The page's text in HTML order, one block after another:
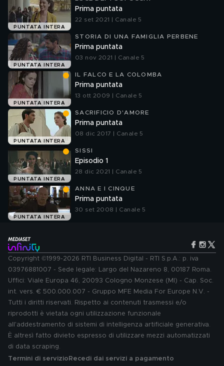
PUNTATA INTERA
Prima puntata
22 set 2021 | Canale 5
PUNTATA INTERA
STORIA DI UNA FAMIGLIA PERBENE
Prima puntata
03 nov 2021 | Canale 5
PUNTATA INTERA
IL FALCO E LA COLOMBA
Prima puntata
13 ott 2009 | Canale 5
PUNTATA INTERA
SACRIFICIO D'AMORE
Prima puntata
08 dic 2017 | Canale 5
PUNTATA INTERA
SISSI
Episodio 1
28 dic 2021 | Canale 5
PUNTATA INTERA
ANNA E I CINQUE
Prima puntata
30 set 2008 | Canale 5
Copyright ©1999-2026 RTI Business Digital - RTI S.p.A.: p. iva
03976881007 - Sede legale: Largo del Nazareno 8, 00187 Roma.
Uffici: Viale Europa 46, 20093 Cologno Monzese (MI) - Cap. Soc.
int. vers. € 500.000.007 - Gruppo MFE Media For Europe N.V. -
Tutti i diritti riservati. Rispetto ai contenuti trasmessi e/o
riprodotti è vietata ogni utilizzazione funzionale
all'addestramento di sistemi di intelligenza artificiale generativa.
È altresì fatto divieto espresso di utilizzare mezzi automatizzati
di data scraping.
Termini di servizio Recedi dai servizi a pagamento